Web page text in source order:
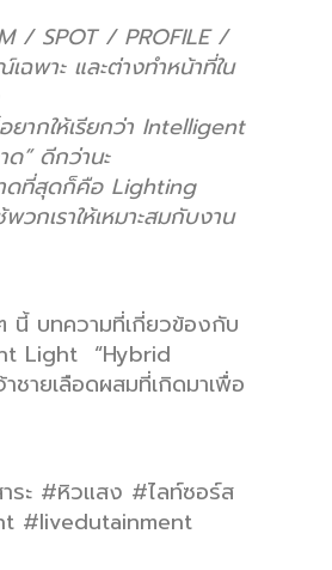
/ SPOT / PROFILE /
ฉพาะ และต่างทำหน้าที่ใน
ากให้เรียกว่า Intelligent
ด” ดีกว่านะ
ดที่สุดก็คือ Lighting
วกเราให้เหมาะสมกับงาน
นี้ บทความที่เกี่ยวข้องกับ
Light “Hybrid
าชายเลือดผสมที่เกิดมาเพื่อ
ระ #หิวแสง #ไลท์ซอร์ส
#livedutainment